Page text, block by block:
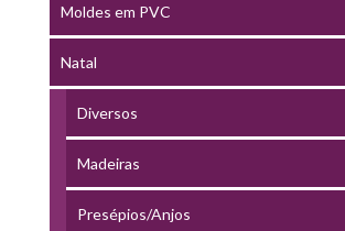
Moldes em PVC
Natal
Diversos
Madeiras
Presépios/Anjos